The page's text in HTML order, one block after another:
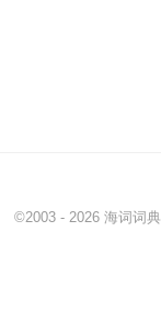
©2003 - 2026 海词词典